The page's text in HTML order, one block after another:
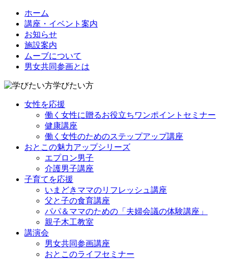
ホーム
講座・イベント案内
お知らせ
施設案内
ムーブについて
男女共同参画とは
学びたい方
女性を応援
働く女性に贈るお役立ちワンポイントセミナー
健康講座
働く女性のためのステップアップ講座
おとこの魅力アップシリーズ
エプロン男子
介護男子講座
子育てを応援
いまどきママのリフレッシュ講座
父と子の食育講座
パパ＆ママのための「夫婦会議の体験講座」
親子木工教室
講演会
男女共同参画講座
おとこのライフセミナー